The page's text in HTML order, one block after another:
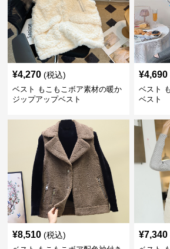
¥4,270 (税込)
ベスト もこもこボア素材の暖か
ジップアップベスト
¥4,690
ベスト
ベスト
¥8,510 (税込) ¥7,340